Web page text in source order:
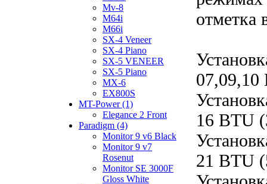
Mv-8
M64i
M66i
SX-4 Veneer
SX-4 Piano
SX-5 VENEER
SX-5 Piano
MX-6
EX800S
MT-Power (1)
Elegance 2 Front
Paradigm (4)
Monitor 9 v6 Black
Monitor 9 v7
Rosenut
Monitor SE 3000F
Gloss White
отметка
16 BTU
21 BTU